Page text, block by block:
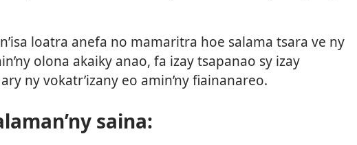
loatra anefa no mamaritra hoe salama tsara ve ny
olona akaiky anao, fa izay tsapanao sy izay
ny vokatr’izany eo amin’ny fiainanareo.
saina: